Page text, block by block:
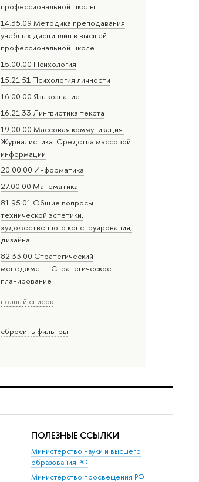
профессиональной школы
14.35.09 Методика преподавания
учебных дисциплин в высшей
профессиональной школе
15.00.00 Психология
15.21.51 Психология личности
16.00.00 Языкознание
16.21.33 Лингвистика текста
19.00.00 Массовая коммуникация.
Журналистика. Средства массовой
информации
20.00.00 Информатика
27.00.00 Математика
81.95.01 Общие вопросы
технической эстетики,
художественного конструирования,
дизайна
82.33.00 Стратегический
менеджмент. Стратегическое
планирование
полный список
сбросить фильтры
ПОЛЕЗНЫЕ ССЫЛКИ
Министерство науки и высшего
образования РФ
Министерство просвещения РФ